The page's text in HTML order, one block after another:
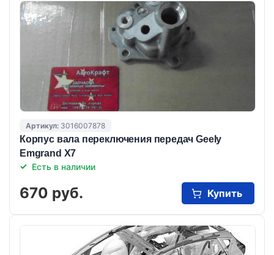
Артикул: 3016007878
Корпус вала переключения передач Geely
Emgrand X7
Есть в наличии
670 руб. Купить